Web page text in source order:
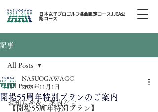
日本女子プロゴルフ協会認定コースJJGA公
認コース
記事
All Posts
お知らせ＆ご案内など
All Posts
開場55周年特別プランのご案内
NASUOGAWAGC
2024年11月1日
【開場55周年特別プラン】